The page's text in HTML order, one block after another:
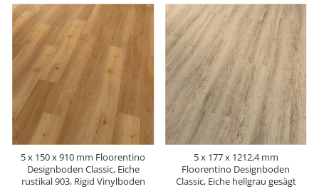
5 x 150 x 910 mm Floorentino
Designboden Classic, Eiche
rustikal 903, Rigid Vinylboden
5 x 177 x 1212,4 mm
Floorentino Designboden
Classic, Eiche hellgrau gesägt